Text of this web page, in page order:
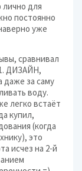
лично для
постоянно
уже
сравнивал
ДИЗАЙН,
даже за саму
воду.
легко встаёт
купил,
(когда
это
исчез на 2-й